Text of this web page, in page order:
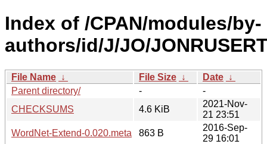
Index of /CPAN/modules/by-
authors/id/J/JO/
File Name ↓ File Size ↓ Date ↓
Parent directory/
-
-
CHECKSUMS
4.6 KiB
2021-Nov-
21 23:51
WordNet-Extend-0.020.meta
863 B
2016-Sep-
29 16:01